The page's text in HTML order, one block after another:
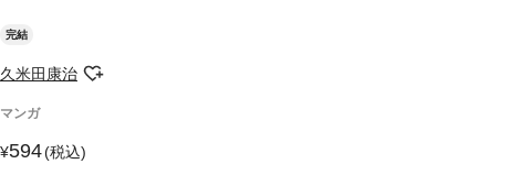
完結
久米田康治
マンガ
594(税込)